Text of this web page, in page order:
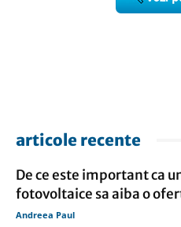
articole recente
De ce este important ca
fotovoltaice sa aiba o
Andreea Paul